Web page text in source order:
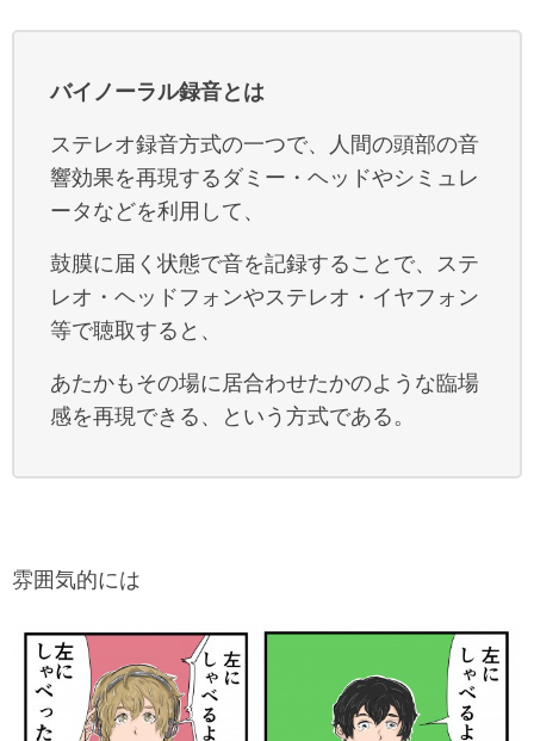
バイノーラル録音とは
ステレオ録音方式の一つで、人間の頭部の音
響効果を再現するダミー・ヘッドやシミュレ
ータなどを利用して、
鼓膜に届く状態で音を記録することで、ステ
レオ・ヘッドフォンやステレオ・イヤフォン
等で聴取すると、
あたかもその場に居合わせたかのような臨場
感を再現できる、という方式である。
雰囲気的には